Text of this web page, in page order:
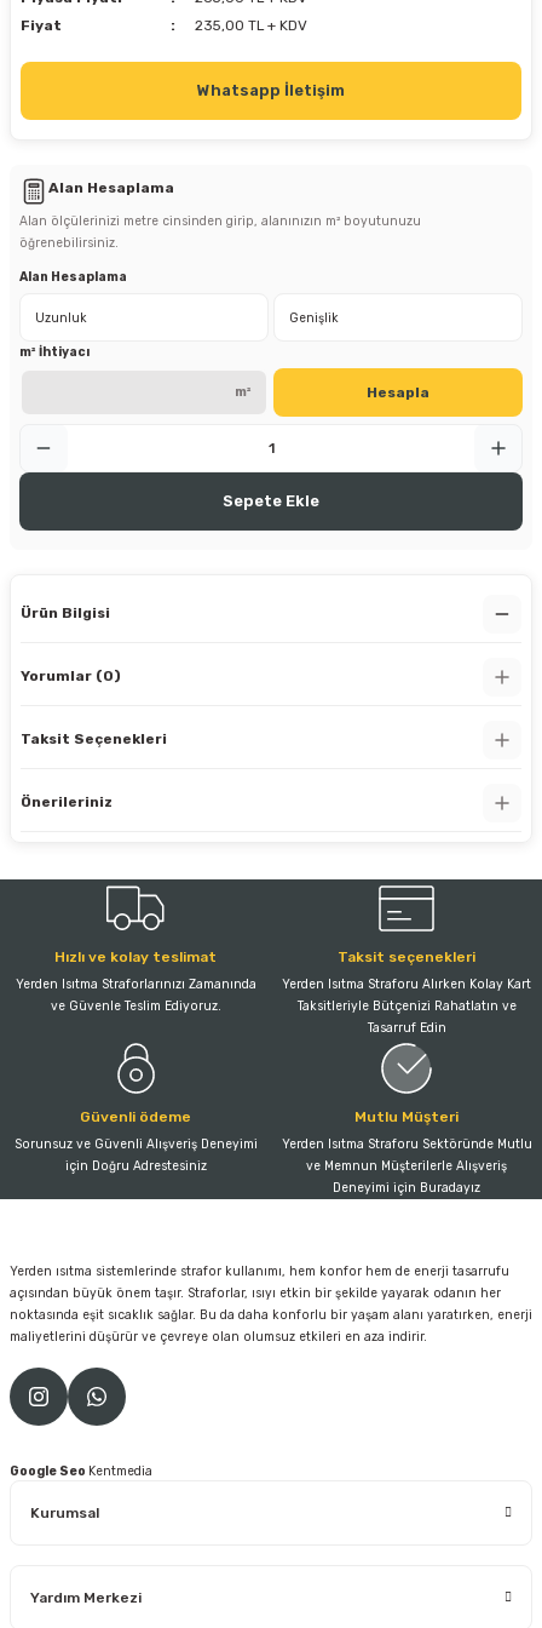
Fiyat
235,00 TL + KDV
Whatsapp İletişim
Alan Hesaplama
Alan ölçülerinizi metre cinsinden girip, alanınızın m² boyutunuzu
öğrenebilirsiniz.
Alan Hesaplama
m² İhtiyacı
m² Hesapla
Sepete Ekle
Ürün Bilgisi
Yorumlar (0)
Taksit Seçenekleri
Önerileriniz
Hızlı ve kolay teslimat
Yerden Isıtma Straforlarınızı Zamanında
ve Güvenle Teslim Ediyoruz.
Taksit seçenekleri
Yerden Isıtma Straforu Alırken Kolay Kart
Taksitleriyle Bütçenizi Rahatlatın ve
Tasarruf Edin
Güvenli ödeme
Sorunsuz ve Güvenli Alışveriş Deneyimi
için Doğru Adrestesiniz
Mutlu Müşteri
Yerden Isıtma Straforu Sektöründe Mutlu
ve Memnun Müşterilerle Alışveriş
Deneyimi için Buradayız
Yerden ısıtma sistemlerinde strafor kullanımı, hem konfor hem de enerji tasarrufu
açısından büyük önem taşır. Straforlar, ısıyı etkin bir şekilde yayarak odanın her
noktasında eşit sıcaklık sağlar. Bu da daha konforlu bir yaşam alanı yaratırken, enerji
maliyetlerini düşürür ve çevreye olan olumsuz etkileri en aza indirir.
Google Seo Kentmedia
Kurumsal
Yardım Merkezi